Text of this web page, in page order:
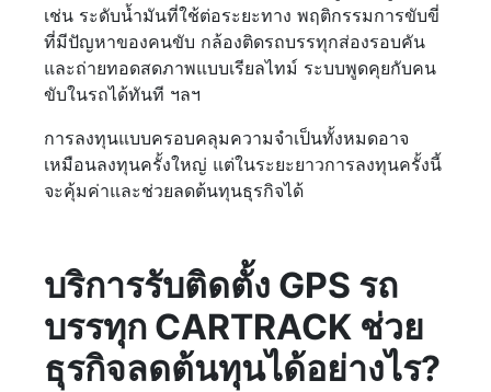
เช่น ระดับน้ำมันที่ใช้ต่อระยะทาง พฤติกรรมการขับขี่
ที่มีปัญหาของคนขับ กล้องติดรถบรรทุกส่องรอบคัน
และถ่ายทอดสดภาพแบบเรียลไทม์ ระบบพูดคุยกับคน
ขับในรถได้ทันที ฯลฯ
การลงทุนแบบครอบคลุมความจำเป็นทั้งหมดอาจ
เหมือนลงทุนครั้งใหญ่ แต่ในระยะยาวการลงทุนครั้งนี้
จะคุ้มค่าและช่วยลดต้นทุนธุรกิจได้
บริการรับติดตั้ง GPS รถ
บรรทุก CARTRACK ช่วย
ธุรกิจลดต้นทุนได้อย่างไร?